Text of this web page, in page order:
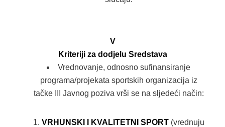
V
Kriteriji za dodjelu Sredstava
Vrednovanje, odnosno sufinansiranje
programa/projekata sportskih organizacija iz
tačke III Javnog poziva vrši se na sljedeći način:
VRHUNSKI I KVALITETNI SPORT(vrednuju